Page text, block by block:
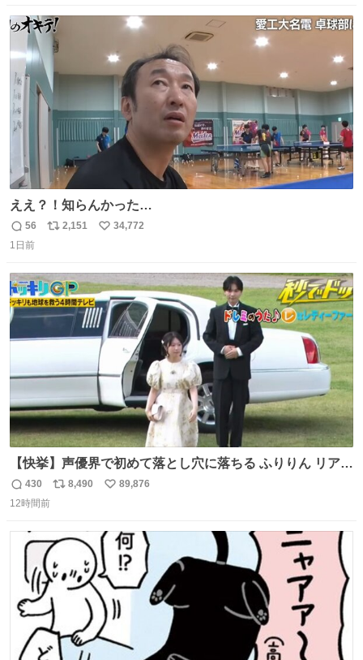
ト
数
ええ？！知らんかった…
返
信
56
リ
ト
数
2,151
い
数
34,772
1日前
【快挙】声優界で初めて落とし穴に落ちる ふりりん リアク
ションが最高過ぎる🤣 #ドッキリGP #降幡愛
返
信
430
リ
ト
数
8,490
い
数
89,876
12時間前